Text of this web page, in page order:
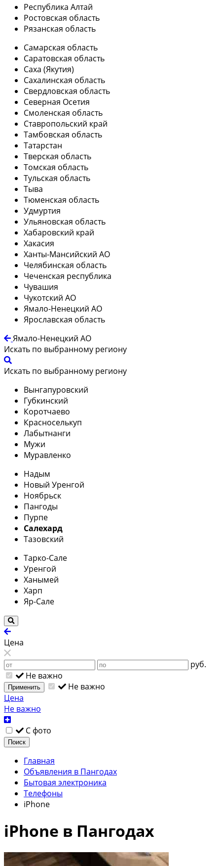
Республика Алтай
Ростовская область
Рязанская область
Самарская область
Саратовская область
Саха (Якутия)
Сахалинская область
Свердловская область
Северная Осетия
Смоленская область
Ставропольский край
Тамбовская область
Татарстан
Тверская область
Томская область
Тульская область
Тыва
Тюменская область
Удмуртия
Ульяновская область
Хабаровский край
Хакасия
Ханты-Мансийский АО
Челябинская область
Чеченская республика
Чувашия
Чукотский АО
Ямало-Ненецкий АО
Ярославская область
Ямало-Ненецкий АО
Искать по выбранному региону
Искать по выбранному региону
Вынгапуровский
Губкинский
Коротчаево
Красноселькуп
Лабытнанги
Мужи
Муравленко
Надым
Новый Уренгой
Ноябрьск
Пангоды
Пурпе
Салехард
Тазовский
Тарко-Сале
Уренгой
Ханымей
Харп
Яр-Сале
Цена
руб.
Не важно
Применить
Не важно
Цена
Не важно
С фото
Поиск
Главная
Объявления в Пангодах
Бытовая электроника
Телефоны
iPhone
iPhone в Пангодах